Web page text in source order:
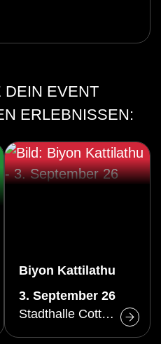
DEIN EVENT
ERLEBNISSEN:
Biyon Kattilathu
3. September 26
Stadthalle Cottbus